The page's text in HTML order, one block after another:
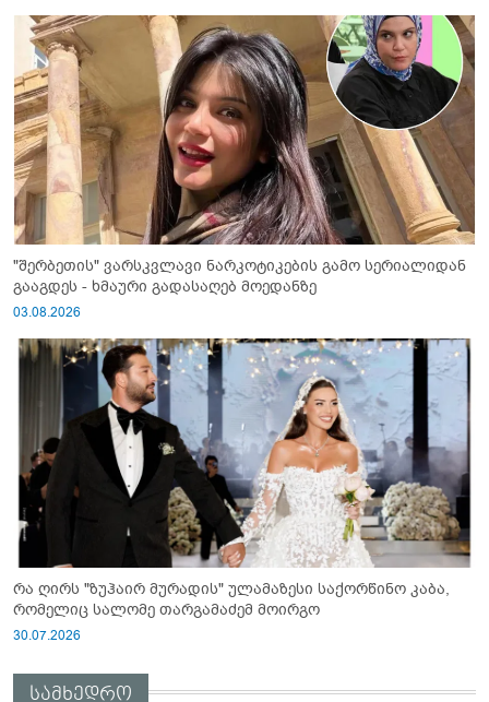
"შერბეთის" ვარსკვლავი ნარკოტიკების გამო სერიალიდან
გააგდეს - ხმაური გადასაღებ მოედანზე
03.08.2026
რა ღირს "ზუჰაირ მურადის" ულამაზესი საქორწინო კაბა,
რომელიც სალომე თარგამაძემ მოირგო
30.07.2026
სამხედრო